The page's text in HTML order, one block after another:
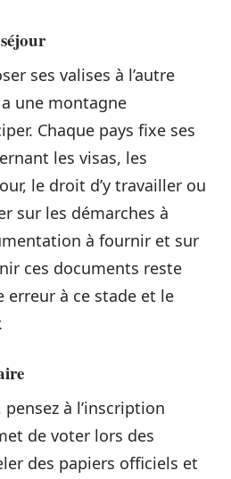
ses valises à l’autre
une montagne
Chaque pays fixe ses
les visas, les
le droit d’y travailler ou
sur les démarches à
à fournir et sur
ces documents reste
erreur à ce stade et le
à l’inscription
de voter lors des
des papiers officiels et